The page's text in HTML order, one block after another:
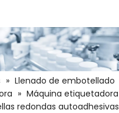
» Llenado de embotellado
» Máquina etiquetadora
redondas autoadhesivas